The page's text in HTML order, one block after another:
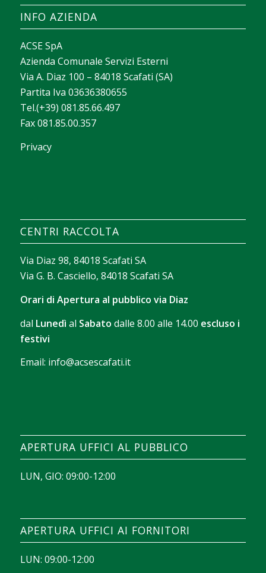
INFO AZIENDA
ACSE SpA
Azienda Comunale Servizi Esterni
Via A. Diaz 100 – 84018 Scafati (SA)
Partita Iva 03636380655
Tel.(+39) 081.85.66.497
Fax 081.85.00.357
Privacy
construire un texte court sur les filtres de
recherche, le tri des jeux et les outils qui facilitent
l’exploration sans perdre de temps.
CENTRI RACCOLTA
Via Diaz 98, 84018 Scafati SA
Via G. B. Casciello, 84018 Scafati SA
Orari di Apertura al pubblico via Diaz
dal Lunedì al Sabato dalle 8.00 alle 14.00 escluso i
festivi
Email: info@acsescafati.it
comment se déroule chaque manche avant
d’envisager une session avec de vraies mises.
APERTURA UFFICI AL PUBBLICO
LUN, GIO: 09:00-12:00
APERTURA UFFICI AI FORNITORI
LUN: 09:00-12:00